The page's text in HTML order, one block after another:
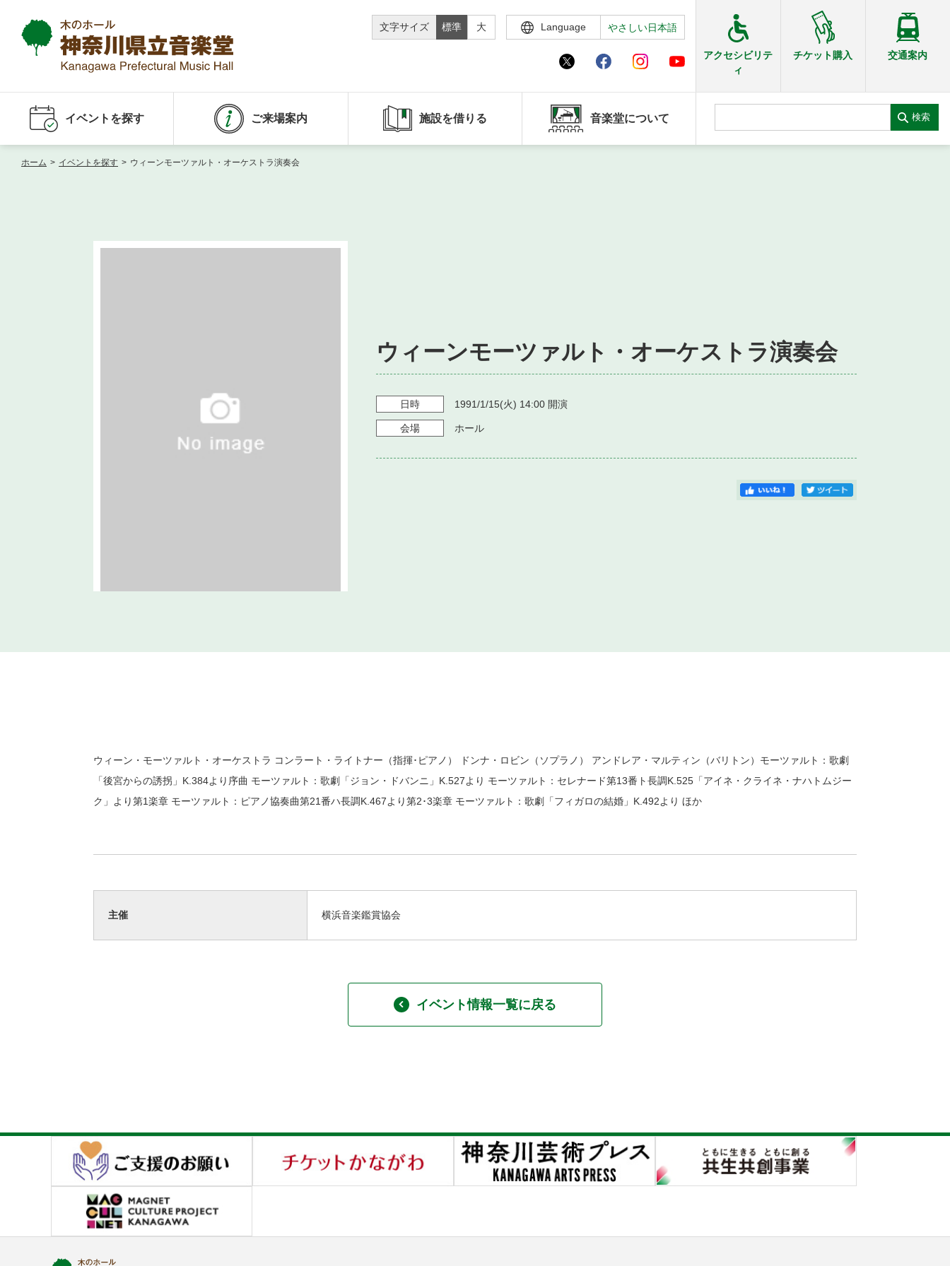
文字サイズ 標準 大 Language やさしい日本語
アクセシビリテ
ィ
チケット購入 交通案内
イベントを探す ご来場案内 施設を借りる 音楽堂について 検索
ホーム > イベントを探す > ウィーンモーツァルト・オーケストラ演奏会
ウィーンモーツァルト・オーケストラ演奏会
日時 1991/1/15(火) 14:00 開演
会場 ホール
ウィーン・モーツァルト・オーケストラ コンラート・ライトナー（指揮･ピアノ） ドンナ・ロビン（ソプラノ） アンドレア・マルティン（バリトン）モーツァルト：歌劇
「後宮からの誘拐」K.384より序曲 モーツァルト：歌劇「ジョン・ドバンニ」K.527より モーツァルト：セレナード第13番ト長調K.525「アイネ・クライネ・ナハトムジー
ク」より第1楽章 モーツァルト：ピアノ協奏曲第21番ハ長調K.467より第2･3楽章 モーツァルト：歌劇「フィガロの結婚」K.492より ほか
主催 横浜音楽鑑賞協会
イベント情報一覧に戻る